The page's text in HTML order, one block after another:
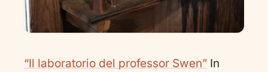
“Il laboratorio del professor Swen” In